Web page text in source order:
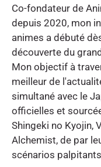
Co-fondateur de
depuis 2020, mon
animes a débuté
découverte du
Mon objectif à
meilleur de
simultané avec le
officielles et
Shingeki no Kyojin,
Alchemist, de par
scénarios